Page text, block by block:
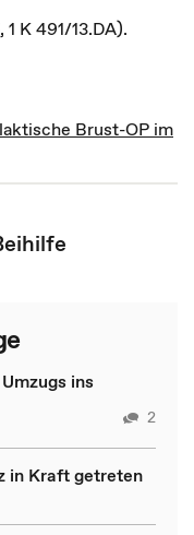
K 491/13.DA).
Brust-OP im
ins
2
in Kraft getreten